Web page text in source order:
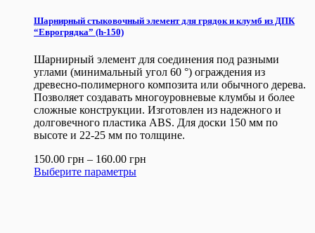
Шарнирный стыковочный элемент для грядок и клумб из ДПК
“Еврогрядка” (h-150)
Шарнирный элемент для соединения под разными
углами (минимальный угол 60 °) ограждения из
древесно-полимерного композита или обычного дерева.
Позволяет создавать многоуровневые клумбы и более
сложные конструкции. Изготовлен из надежного и
долговечного пластика ABS. Для доски 150 мм по
высоте и 22-25 мм по толщине.
150.00 грн – 160.00 грн
Выберите параметры